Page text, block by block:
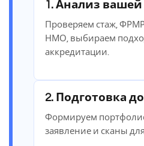
1. Анализ
Проверяем стаж,
НМО, выбираем
аккредитации.
2. Подготовка
Формируем
заявление и сканы